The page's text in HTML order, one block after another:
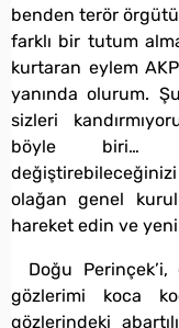
benden terör
farklı bir tutum
kurtaran eylem
yanında olurum.
sizleri
böyle biri…
olağan genel
hareket edin ve yeni
Doğu
gözlerimi koca
gözlerindeki